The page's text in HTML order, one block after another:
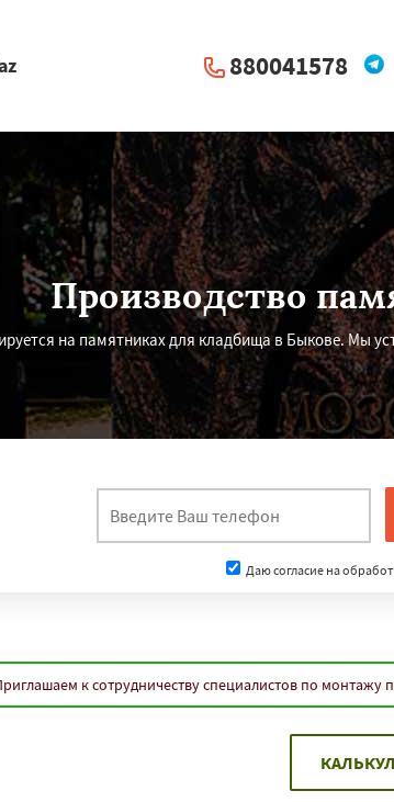
880041578
Производство
на памятниках для кладбища в Быкове. Мы
Даю согласие на
к сотрудничеству специалистов по монтажу